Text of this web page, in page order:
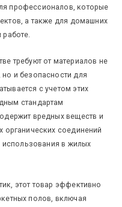
профессионалов, которые
а также для домашних
требуют от материалов не
и безопасности для
с учетом этих
стандартам
вредных веществ и
органических соединений
в жилых
этот товар эффективно
полов, включая